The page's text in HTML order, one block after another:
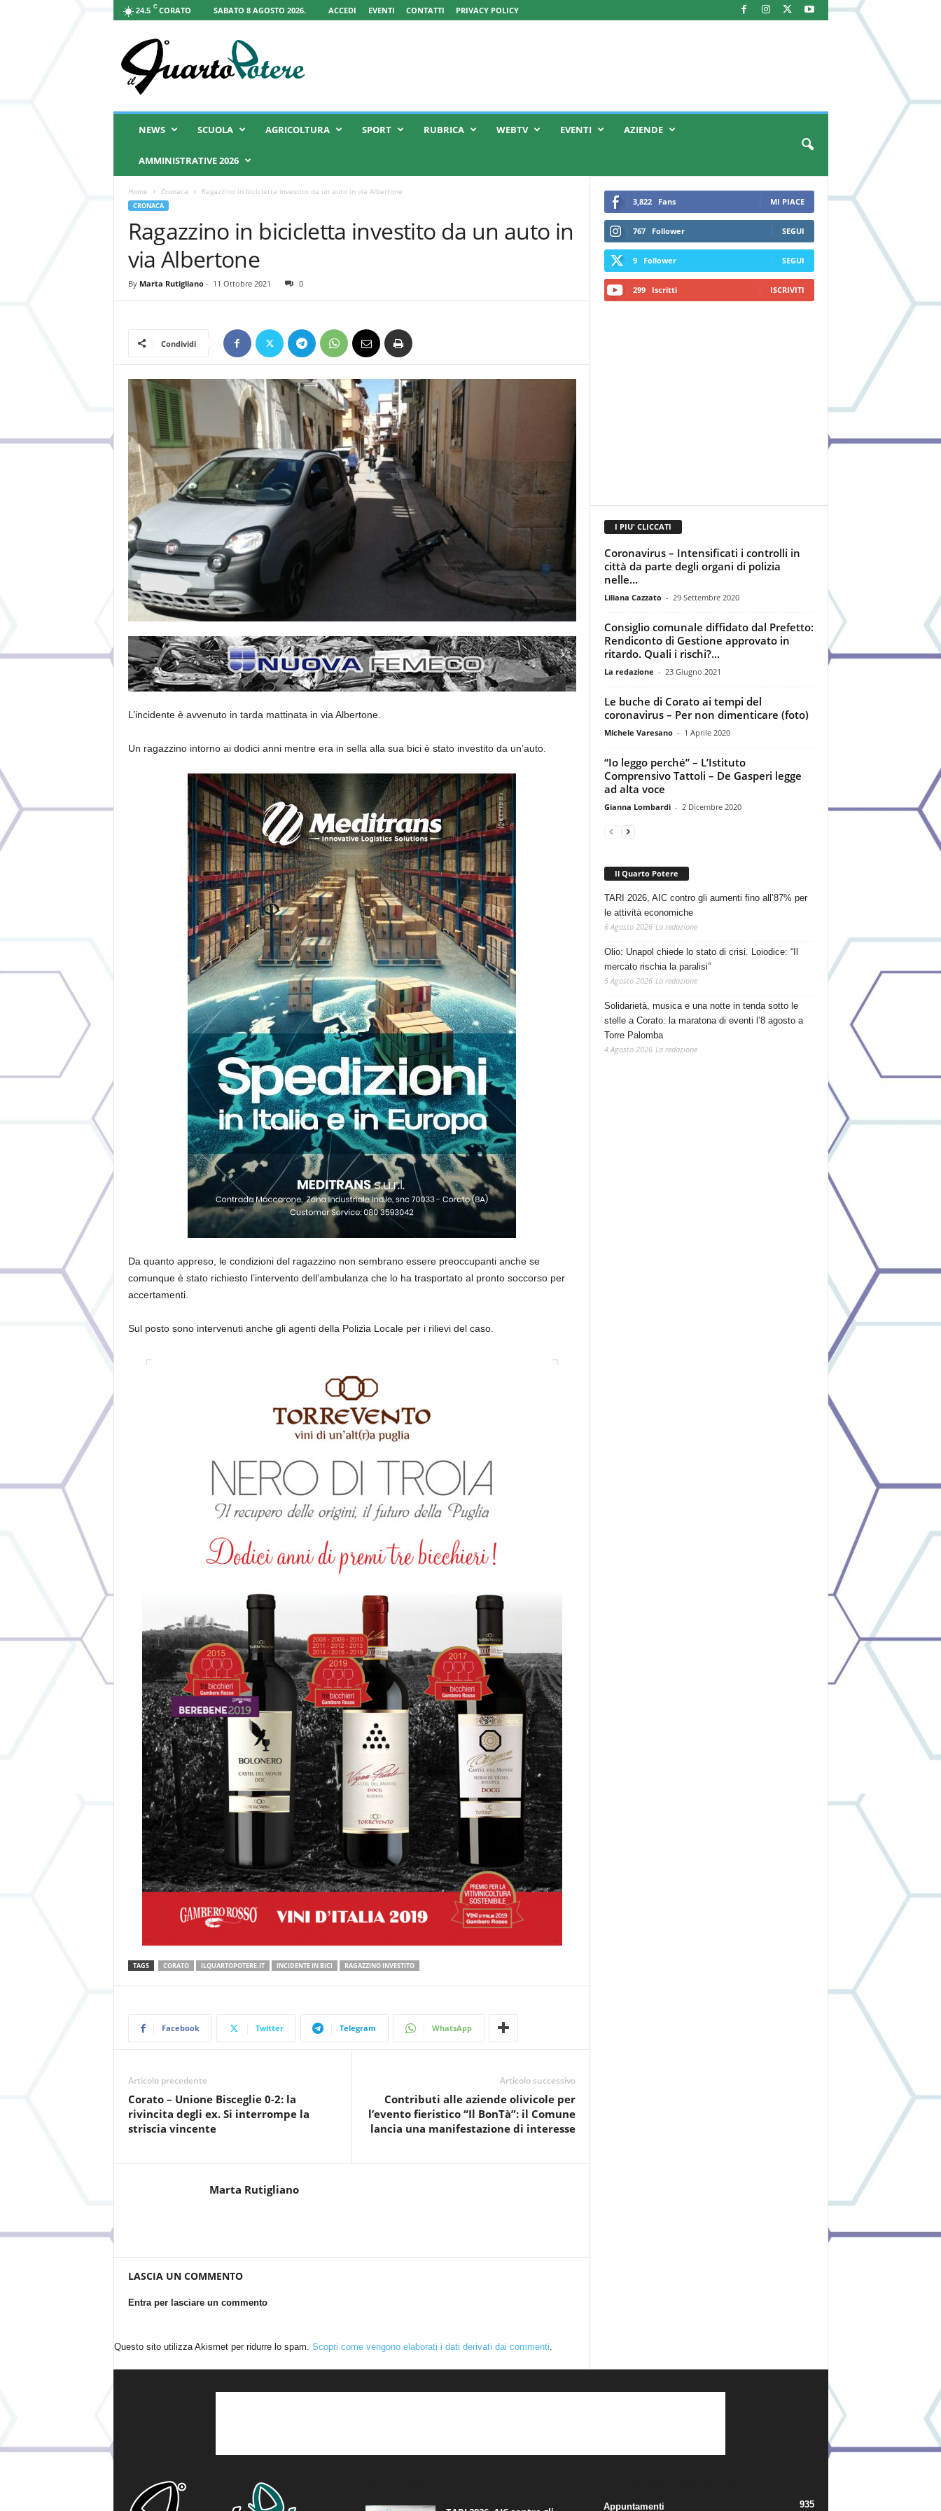
24.5 C CORATO SABATO 8 AGOSTO 2026. ACCEDI EVENTI CONTATTI PRIVACY POLICY
Q
NEWS SCUOLA AGRICOLTURA SPORT RUBRICA WEBTV EVENTI AZIENDE
AMMINISTRATIVE 2026
Home Cronaca Ragazzino in bicicletta investito da un auto in via Albertone
CRONACA
Ragazzino in bicicletta investito da un auto in
via Albertone
By Marta Rutigliano- 11 Ottobre 2021 0
Condividi
L’incidente è avvenuto in tarda mattinata in via Albertone.
Un ragazzino intorno ai dodici anni mentre era in sella alla sua bici è stato investito da un’auto.
Da quanto appreso, le condizioni del ragazzino non sembrano essere preoccupanti anche se
comunque è stato richiesto l’intervento dell’ambulanza che lo ha trasportato al pronto soccorso per
accertamenti.
Sul posto sono intervenuti anche gli agenti della Polizia Locale per i rilievi del caso.
TAGS CORATO ILQUARTOPOTERE.IT INCIDENTE IN BICI RAGAZZINO INVESTITO
Facebook Twitter Telegram WhatsApp
Articolo precedente
Corato – Unione Bisceglie 0-2: la
rivincita degli ex. Si interrompe la
striscia vincente
Articolo successivo
Contributi alle aziende olivicole per
l’evento fieristico “Il BonTà”: il Comune
lancia una manifestazione di interesse
Marta Rutigliano
LASCIA UN COMMENTO
Entra per lasciare un commento
Questo sito utilizza Akismet per ridurre lo spam. Scopri come vengono elaborati i dati derivati dai commenti.
3,822 Fans MI PIACE
767 Follower SEGUI
9 Follower SEGUI
299 Iscritti ISCRIVITI
I PIU' CLICCATI
Coronavirus – Intensificati i controlli in
città da parte degli organi di polizia
nelle...
Liliana Cazzato - 29 Settembre 2020
Consiglio comunale diffidato dal Prefetto:
Rendiconto di Gestione approvato in
ritardo. Quali i rischi?...
La redazione - 23 Giugno 2021
Le buche di Corato ai tempi del
coronavirus – Per non dimenticare (foto)
Michele Varesano - 1 Aprile 2020
“Io leggo perché” – L’Istituto
Comprensivo Tattoli – De Gasperi legge
ad alta voce
Gianna Lombardi - 2 Dicembre 2020
Il Quarto Potere
TARI 2026, AIC contro gli aumenti fino all’87% per
le attività economiche
6 Agosto 2026 La redazione
Olio: Unapol chiede lo stato di crisi. Loiodice: “Il
mercato rischia la paralisi”
5 Agosto 2026 La redazione
Solidarietà, musica e una notte in tenda sotto le
stelle a Corato: la maratona di eventi l’8 agosto a
Torre Palomba
4 Agosto 2026 La redazione
Appuntamenti 935